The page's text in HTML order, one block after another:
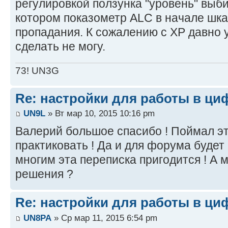
регулировкой ползунка "уровень"
котором показометр ALC в начале
пропадания. К сожалению с XP давно
сделать не могу.
73! UN3G
Re: настройки для работы в
UN9L » Вт мар 10, 2015 10:16 pm
Валерий большое спасибо ! Поймал
практиковать ! Да и для форума
многим эта переписка пригодится ! А
решения ?
Re: настройки для работы в
UN8PA » Ср мар 11, 2015 6:54 pm